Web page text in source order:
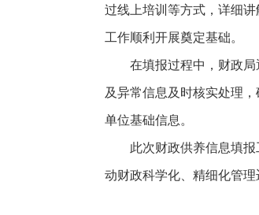
过线上培训等方式，详细
工作顺利开展奠定基础。
在填报过程中，财政
及异常信息及时核实处理
单位基础信息。
此次财政供养信息填
动财政科学化、精细化管理